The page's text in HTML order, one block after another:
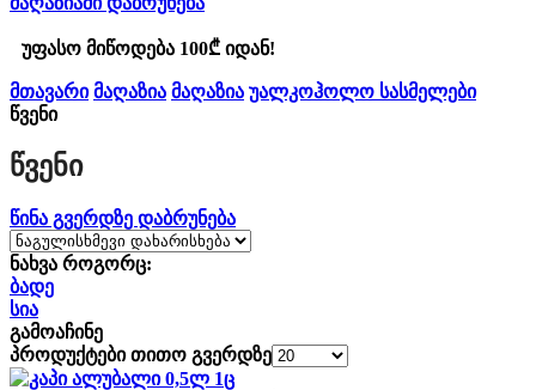
უფასო მიწოდება 100₾ იდან!
მთავარი მაღაზია მაღაზია უალკოჰოლო სასმელები
წვენი
Წვენი
წინა გვერდზე დაბრუნება
ნახვა როგორც:
ბადე
სია
გამოაჩინე
პროდუქტები თითო გვერდზე